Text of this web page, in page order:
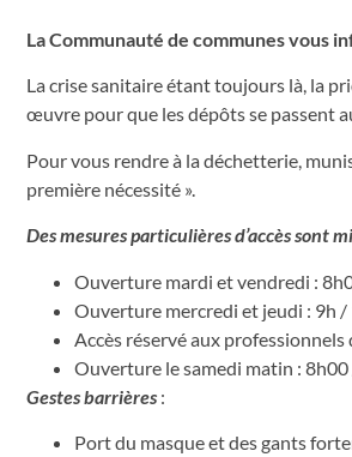
La Communauté de communes vous
La crise sanitaire étant toujours là, la
œuvre pour que les dépôts se passent
Pour vous rendre à la déchetterie,
première nécessité ».
Des mesures particulières d’accès sont
Ouverture mardi et vendredi :
Ouverture mercredi et jeudi : 9h
Accès réservé aux
Ouverture le samedi matin : 8h00
Gestes barrières :
Port du masque et des gants